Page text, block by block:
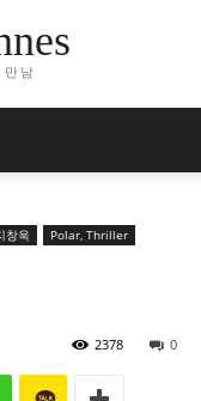
남
창욱
Polar, Thriller
0
2378